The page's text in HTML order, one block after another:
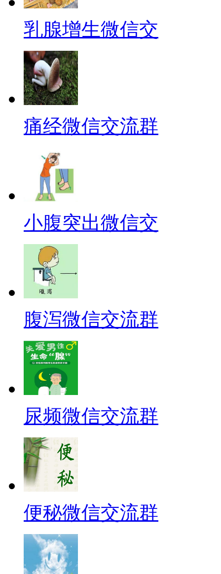
乳腺增生微信交
痛经微信交流群
小腹突出微信交
腹泻微信交流群
尿频微信交流群
便秘微信交流群